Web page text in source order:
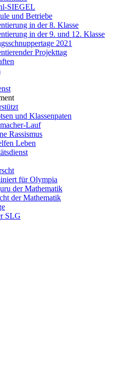
SIEGEL
und Betriebe
in der 8. Klasse
in der 9. und 12. Klasse
2021
Projekttag
und Klassenpaten
Lauf
Rassismus
Leben
für Olympia
der Mathematik
der Mathematik
SLG